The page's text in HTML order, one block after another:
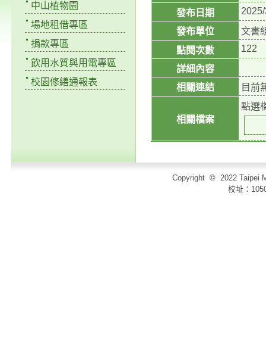
中山植物園
場地租借專區
捐款專區
飲用水質與用電專區
校園修繕通報表
發布日期
發布單位
文書
點閱次數
122
詳細內容
相關連結
目前
相關檔案
點選
Copyright © 2022 Taipei
校址：